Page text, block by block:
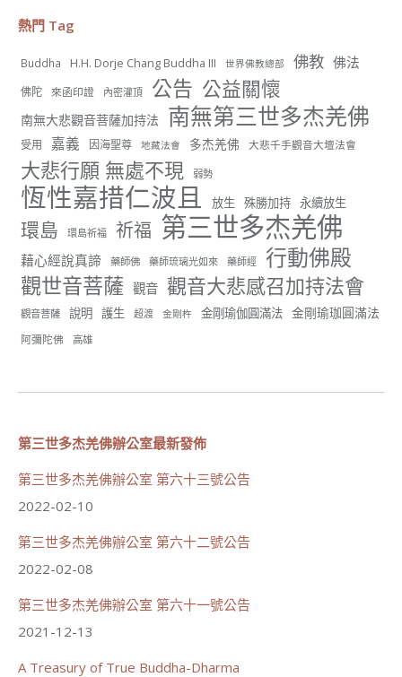
世界佛教正心會
July 20, 2026, 10:47 AM
【啟建 恭祝觀世音菩薩成道紀念日暨護生法會】
觀世音菩薩大慈大悲，救眾生脫離苦難的行願，為宇宙
間的大悲之王，化身為各種形象而為眾生說法，尋聲救
苦、免災免難、利益蒼生，無剎不現身，農曆6月19日為
觀世音菩薩成道紀念日，世界佛教正心會文殊院、財神
會館、桃園金龜山三寶殿將在8月1日(星期六)於金龜山
三寶殿聯合啟建「恭祝... 觀看更多
111
世界佛教正心會
週日（7/19）將於世界佛教正心會金龜山三寶殿...
55 28 則留言
分享
熱門 Tag
Buddha H.H. Dorje Chang Buddha III 世界佛教總部 佛教 佛法
佛陀 來函印證 內密灌頂 公告 公益關懷
南無大悲觀音菩薩加持法 南無第三世多杰羌佛
受用 嘉義 因海聖尊 地藏法會 多杰羌佛 大悲千手觀音大壇法會
大悲行願 無處不現 弱勢
恆性嘉措仁波且 放生 殊勝加持 永續放生
環島 環島祈福 祈福 第三世多杰羌佛
藉心經說真諦 藥師佛 藥師琉璃光如來 藥師經 行動佛殿
觀世音菩薩 觀音 觀音大悲感召加持法會
觀音菩薩 說明 護生 超渡 金剛杵 金剛瑜伽圓滿法 金剛瑜珈圓滿法
阿彌陀佛 高雄
第三世多杰羌佛辦公室最新發佈
第三世多杰羌佛辦公室 第六十三號公告
2022-02-10
第三世多杰羌佛辦公室 第六十二號公告
2022-02-08
第三世多杰羌佛辦公室 第六十一號公告
2021-12-13
A Treasury of True Buddha-Dharma